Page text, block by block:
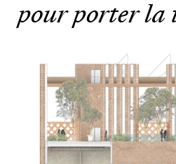
pour porter la